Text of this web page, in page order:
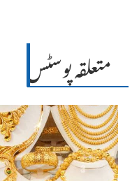
متعلقہ پوسٹس